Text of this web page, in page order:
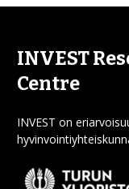
INVEST
Centre
INVEST on